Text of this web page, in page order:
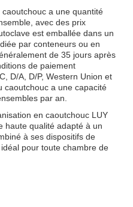
a une quantité
avec des prix
est emballée dans un
par conteneurs ou en
de 35 jours après
de paiement
D/A, D/P, Western Union et
caoutchouc a une capacité
par an.
en caoutchouc LUY
haute qualité adapté à un
à ses dispositifs de
pour toute chambre de